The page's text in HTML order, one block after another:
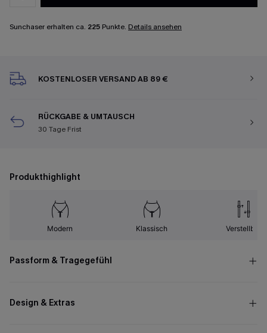
Sunchaser erhalten ca. 225 Punkte. Details ansehen
KOSTENLOSER VERSAND AB 89 €
RÜCKGABE & UMTAUSCH
30 Tage Frist
Produkthighlight
Modern Klassisch Verstellbar
Passform & Tragegefühl
Design & Extras